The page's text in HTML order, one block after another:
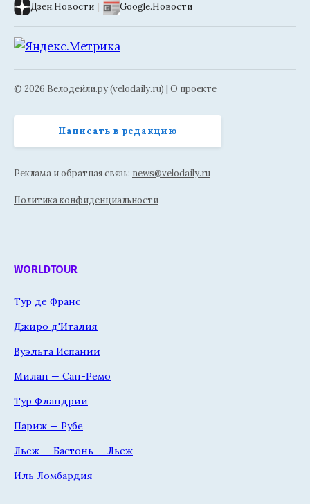
Дзен.Новости | Google.Новости
© 2026 Велодейли.ру (velodaily.ru) | О проекте
Написать в редакцию
Реклама и обратная связь: news@velodaily.ru
Политика конфиденциальности
WORLDTOUR
Тур де Франс
Джиро д'Италия
Вуэльта Испании
Милан — Сан-Ремо
Тур Фландрии
Париж — Рубе
Льеж — Бастонь — Льеж
Иль Ломбардия